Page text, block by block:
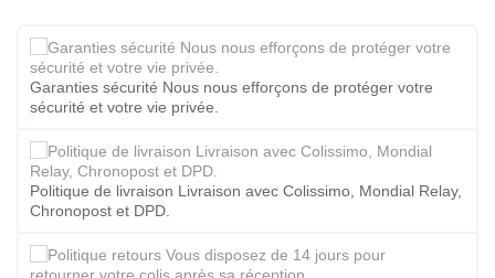
Garanties sécurité Nous nous efforçons de protéger votre
sécurité et votre vie privée.
Politique de livraison Livraison avec Colissimo, Mondial Relay,
Chronopost et DPD.